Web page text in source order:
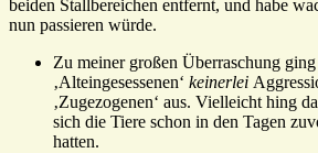
beiden Stallbereichen entfernt, und habe
nun passieren würde.
Zu meiner großen Überraschung
‚Alteingesessenen‘ keinerlei
‚Zugezogenen‘ aus. Vielleicht hing
sich die Tiere schon in den Tagen
hatten.